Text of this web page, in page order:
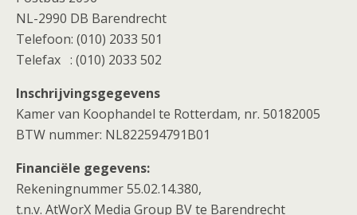
NL-2990 DB Barendrecht
Telefoon: (010) 2033 501
Telefax : (010) 2033 502
Inschrijvingsgegevens
Kamer van Koophandel te Rotterdam, nr. 50182005
BTW nummer: NL822594791B01
Financiële gegevens:
Rekeningnummer 55.02.14.380,
t.n.v. AtWorX Media Group BV te Barendrecht